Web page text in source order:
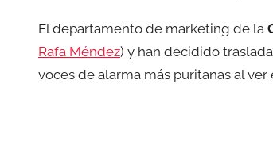
El departamento de marketing de la
Rafa Méndez) y han decidido
voces de alarma más puritanas al ver